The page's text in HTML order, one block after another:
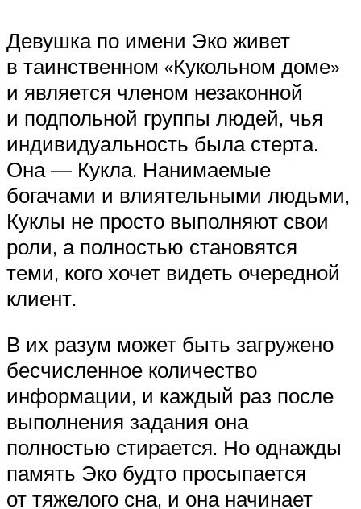
Девушка по имени Эко живет
в таинственном «Кукольном доме»
и является членом незаконной
и подпольной группы людей, чья
индивидуальность была стерта.
Она — Кукла. Нанимаемые
богачами и влиятельными людьми,
Куклы не просто выполняют свои
роли, а полностью становятся
теми, кого хочет видеть очередной
клиент.
В их разум может быть загружено
бесчисленное количество
информации, и каждый раз после
выполнения задания она
полностью стирается. Но однажды
память Эко будто просыпается
от тяжелого сна, и она начинает